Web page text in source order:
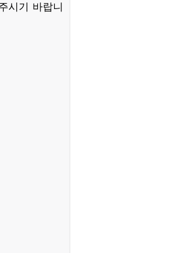
시기 바랍니